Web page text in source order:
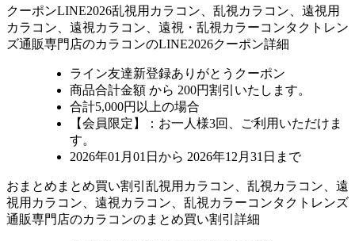
クーポンLINE2026乱視用カラコン、乱視カラコン、遠視用
カラコン、遠視カラコン、遠視・乱視カラーコンタクトレン
ズ通販専門店のカラコンのLINE2026クーポン詳細
ライン友達新登録ありがとうクーポン
商品合計金額 から 200円割引 いたします。
合計5,000円以上の場合
【会員限定】：お一人様3回
、ご利用いただけま
す。
2026年01月01日から 2026年12月31日まで
おまとめ まとめ買い割引 乱視用カラコン、乱視カラコン、遠
視用カラコン、遠視カラコン、乱視カラーコンタクトレンズ
通販専門店のカラコンのまとめ買い割引詳細